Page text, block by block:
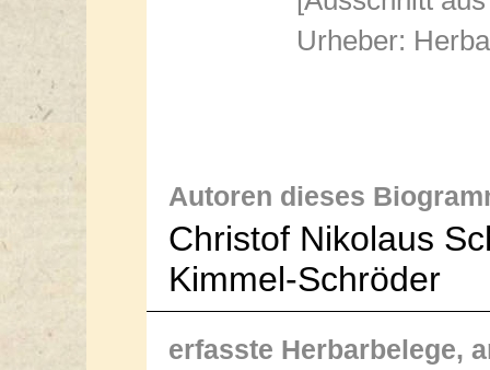
Urheber:
Autoren dieses
Christof Nikolaus
Kimmel-Schröder
erfasste Herbarbelege,